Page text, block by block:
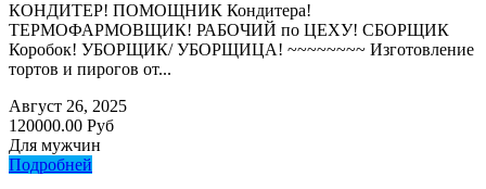
КОНДИТЕР! ПОМОЩНИК Кондитера!
ТЕРМОФАРМОВЩИК! РАБОЧИЙ по ЦЕХУ! СБОРЩИК
Коробок! УБОРЩИК/ УБОРЩИЦА! ~~~~~~~~ Изготовление
тортов и пирогов от...
Август 26, 2025
120000.00 Руб
Для мужчин
Подробней